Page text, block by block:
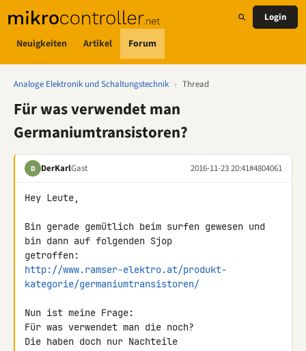
Neuigkeiten Artikel Forum
Login
Analoge Elektronik und Schaltungstechnik › Thread
Für was verwendet man
Germaniumtransistoren?
D DerKarlGast 2016-11-23 20:41#4804061
Hey Leute,
Bin gerade gemütlich beim surfen gewesen und
bin dann auf folgenden Sjop
http://www.ramser-elektro.at/produkt-
kategorie/germaniumtransistoren/
Nun ist meine Frage:
Für was verwendet man die noch?
Die haben doch nur Nachteile